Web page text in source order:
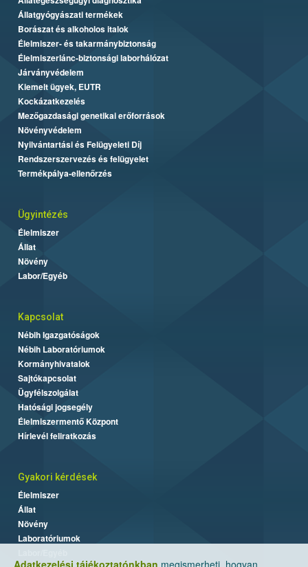
Adatkezelési tájékoztatónkban megismerheti, hogyan
Állatgyógyászati termékek
Borászat és alkoholos italok
Élelmiszer- és takarmánybiztonság
Élelmiszerlánc-biztonsági laborhálózat
Járványvédelem
Kiemelt ügyek, EUTR
Kockázatkezelés
Mezőgazdasági genetikai erőforrások
Növényvédelem
Nyilvántartási és Felügyeleti Díj
Rendszerszervezés és felügyelet
Termékpálya-ellenőrzés
Ügyintézés
Élelmiszer
Állat
Növény
Labor/Egyéb
Kapcsolat
Nébih Igazgatóságok
Nébih Laboratóriumok
Kormányhivatalok
Sajtókapcsolat
Ügyfélszolgálat
Hatósági jogsegély
Élelmiszermentő Központ
Hírlevél feliratkozás
Gyakori kérdések
Élelmiszer
Állat
Növény
Laboratóriumok